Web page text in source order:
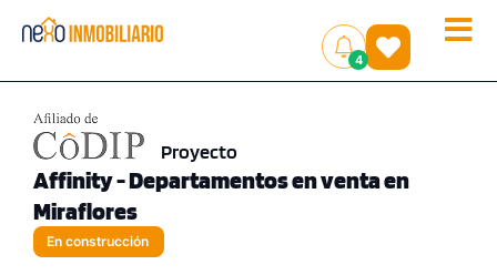
Toggle
4
()
Proyecto
Affinity - Departamentos en venta en
Miraflores
En construcción